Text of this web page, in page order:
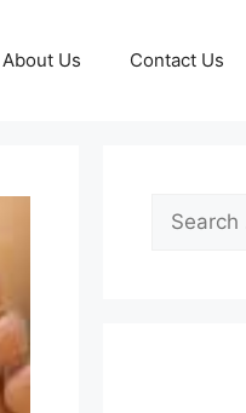
About Us Contact Us
Search
for: